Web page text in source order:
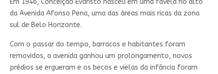
Em 1946, Conceição Evaristo nasceu em uma favela no alto
da Avenida Afonso Pena, uma das áreas mais ricas da zona
sul de Belo Horizonte.
Com o passar do tempo, barracos e habitantes foram
removidos, a avenida ganhou um prolongamento, novos
prédios se ergueram e os becos e vielas da infância foram